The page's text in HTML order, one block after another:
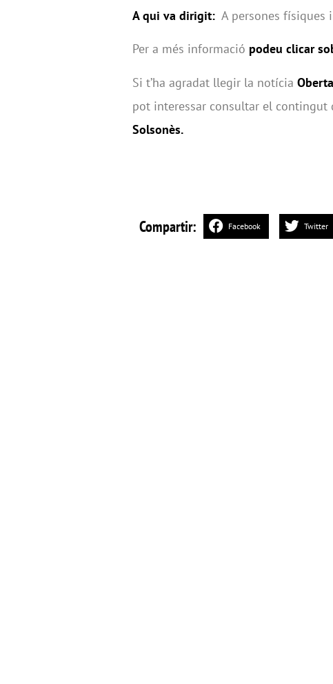
A qui va dirigit: A persones físiques
Per a més informació podeu clicar
Si t’ha agradat llegir la notícia
pot interessar consultar el contingut
Solsonès.
Compartir: Facebook Twitter